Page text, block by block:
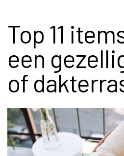
Top 11
een
of